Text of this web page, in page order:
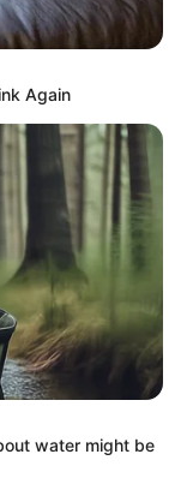
Again
water might be